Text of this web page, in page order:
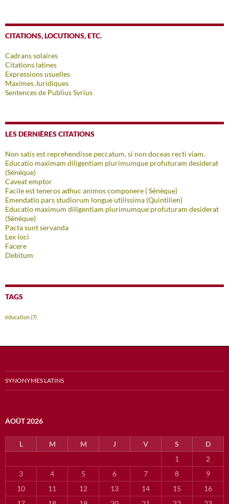
CITATIONS, LOCUTIONS, ETC.
Cadrans solaires
Citations latines
Expressions usuelles
Maximes Juridiques
Sentences de Publius Syrius
LES DERNIÈRES CITATIONS
Non satis est reprehendisse peccatum, si non doceas recti viam.
Educatio maximam diligentiam plurimumque profuturam desiderat
(Sénèque)
Caveat emptor
Facile est teneros adhuc animos componere ( Sénèque)
Emendatio pars studiorum longue utilissima (Quintilien)
Educatio maximum diligentiam plurimumque profuturam desiderat
(Sénèque)
Pacta sunt servanda
Lex loci
Facere
Debitum
TAGS
éducation(7)
SYNONYMES LATINS
AOÛT 2026
L M M J V S
D
1
2
3
4 5 6 7 8
9
10
11 12 13 14 15
16